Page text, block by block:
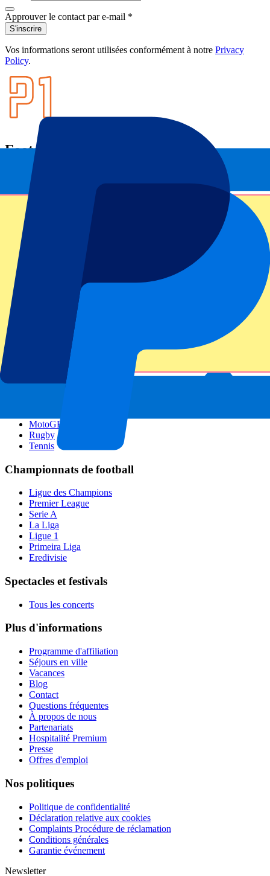
Approuver le contact par e-mail *
S'inscrire
Vos informations seront utilisées conformément à notre Privacy
Policy.
Footer menu
Grands clubs
Manchester United
Manchester City
Événements populaires
GP Pays Bas
GP Singapour
Six Nations
Tous les sports
MotoGP
Rugby
Tennis
Championnats de football
Ligue des Champions
Premier League
Serie A
La Liga
Ligue 1
Primeira Liga
Eredivisie
Spectacles et festivals
Tous les concerts
Plus d'informations
Programme d'affiliation
Séjours en ville
Vacances
Blog
Contact
Questions fréquentes
À propos de nous
Partenariats
Hospitalité Premium
Presse
Offres d'emploi
Nos politiques
Politique de confidentialité
Déclaration relative aux cookies
Complaints Procédure de réclamation
Conditions générales
Garantie événement
Newsletter